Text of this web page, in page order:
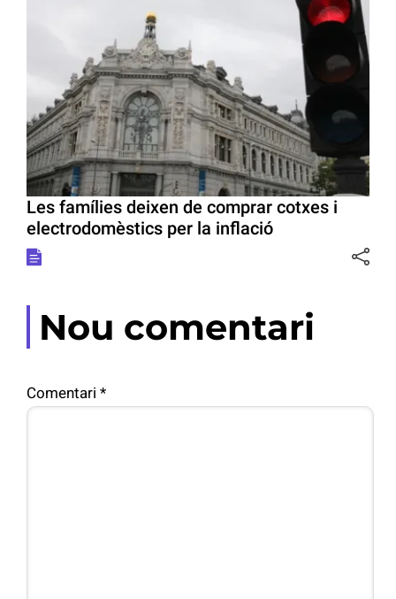
Les famílies deixen de comprar cotxes i
electrodomèstics per la inflació
Nou comentari
Comentari *